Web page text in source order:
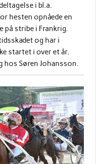
i bl.a.
hesten opnåede en
på stribe i Frankrig.
og har i
startet i over et år.
hos Søren Johansson.